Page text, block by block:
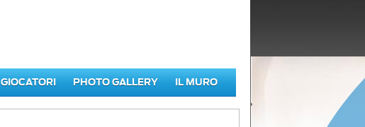
GIOCATORI PHOTO GALLERY IL MURO